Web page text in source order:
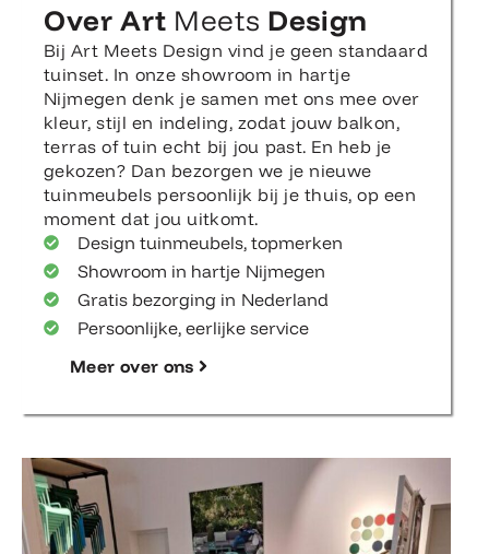
Over Art Meets Design
Bij Art Meets Design vind je geen standaard
tuinset. In onze showroom in hartje
Nijmegen denk je samen met ons mee over
kleur, stijl en indeling, zodat jouw balkon,
terras of tuin echt bij jou past. En heb je
gekozen? Dan bezorgen we je nieuwe
tuinmeubels persoonlijk bij je thuis, op een
moment dat jou uitkomt.
Design tuinmeubels, topmerken
Showroom in hartje Nijmegen
Gratis bezorging in Nederland
Persoonlijke, eerlijke service
Meer over ons